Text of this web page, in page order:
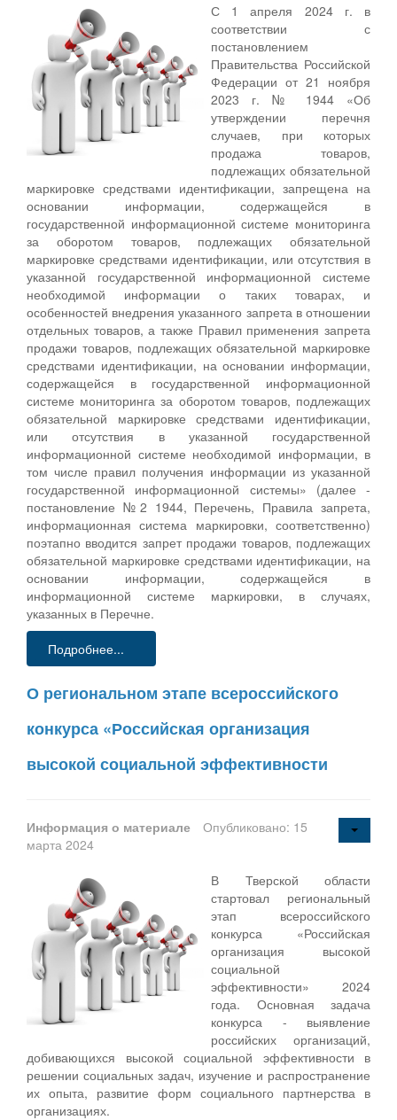
С 1 апреля 2024 г. в
соответствии с
постановлением
Правительства Российской
Федерации от 21 ноября
2023 г. № 1944 «Об
утверждении перечня
случаев, при которых
продажа товаров,
подлежащих обязательной
маркировке средствами идентификации, запрещена на
основании информации, содержащейся в
государственной информационной системе мониторинга
за оборотом товаров, подлежащих обязательной
маркировке средствами идентификации, или отсутствия в
указанной государственной информационной системе
необходимой информации о таких товарах, и
особенностей внедрения указанного запрета в отношении
отдельных товаров, а также Правил применения запрета
продажи товаров, подлежащих обязательной маркировке
средствами идентификации, на основании информации,
содержащейся в государственной информационной
системе мониторинга за оборотом товаров, подлежащих
обязательной маркировке средствами идентификации,
или отсутствия в указанной государственной
информационной системе необходимой информации, в
том числе правил получения информации из указанной
государственной информационной системы» (далее -
постановление №2 1944, Перечень, Правила запрета,
информационная система маркировки, соответственно)
поэтапно вводится запрет продажи товаров, подлежащих
обязательной маркировке средствами идентификации, на
основании информации, содержащейся в
информационной системе маркировки, в случаях,
указанных в Перечне.
Подробнее...
О региональном этапе всероссийского
конкурса «Российская организация
высокой социальной эффективности
Информация о материале
Опубликовано: 15
марта 2024
В Тверской области
стартовал региональный
этап всероссийского
конкурса «Российская
организация высокой
социальной
эффективности» 2024
года. Основная задача
конкурса - выявление
российских организаций,
добивающихся высокой социальной эффективности в
решении социальных задач, изучение и распространение
их опыта, развитие форм социального партнерства в
организациях.